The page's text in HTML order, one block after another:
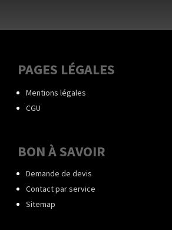
PAGES LÉGALES
Mentions légales
CGU
BON À SAVOIR
Demande de devis
Contact par service
Sitemap